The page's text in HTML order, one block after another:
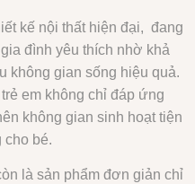
kế nội thất hiện đại, đang
đình yêu thích nhờ khả
không gian sống hiệu quả.
em không chỉ đáp ứng
không gian sinh hoạt tiện
cho bé.
là sản phẩm đơn giản chỉ